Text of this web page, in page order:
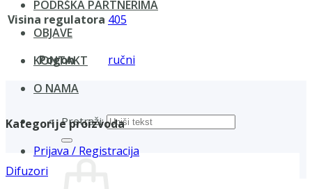
PODRŠKA PARTNERIMA
OBJAVE
KONTAKT
O NAMA
Pretraži:
Prijava / Registracija
Visina regulatora 405
Pogon ručni
Kategorije proizvoda
Difuzori